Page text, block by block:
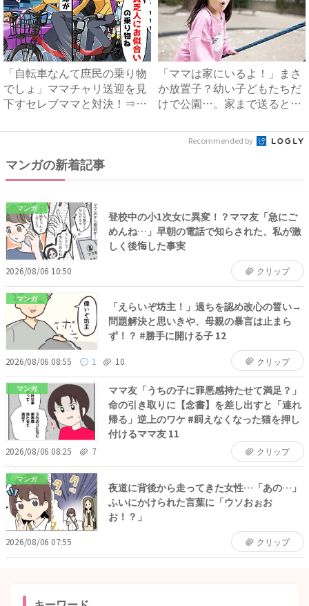
「自転車なんて庶民の乗り物
でしょ」ママチャリ送迎を見
下すセレブママと対決！⇒衝
「ママは家にいるよ！」まさ
か放置子？幼い子どもたちだ
けで公園…。家まで送ると、
Recommended by
マンガの新着記事
マンガ
登校中の小1次女に異変！？ママ友「急にご
めんね…」早朝の電話で知らされた、私が激
しく後悔した事実
2026/08/06 10:50 クリップ
マンガ
「えらいぞ坊主！」過ちを認め改心の誓い→
問題解決と思いきや、母親の暴言は止まら
ず！？ #勝手に開ける子 12
2026/08/06 08:55 1 10 クリップ
マンガ
ママ友「うちの子に罪悪感持たせて満足？」
命の引き取りに【念書】を差し出すと「連れ
帰る」逆上のワケ #飼えなくなった猫を押し
付けるママ友 11
2026/08/06 08:25 7 クリップ
マンガ
夜道に背後から走ってきた女性…「あの…」
ふいにかけられた言葉に「ウソおぉお
お！？」
2026/08/06 07:55 クリップ